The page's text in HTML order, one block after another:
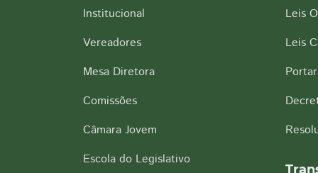
Institucional
Vereadores
Mesa Diretora
Comissões
Câmara Jovem
Escola do Legislativo
Leis
Leis